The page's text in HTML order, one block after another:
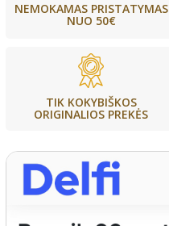
NEMOKAMAS PRISTATYMAS
NUO 50€
TIK KOKYBIŠKOS
ORIGINALIOS PREKĖS